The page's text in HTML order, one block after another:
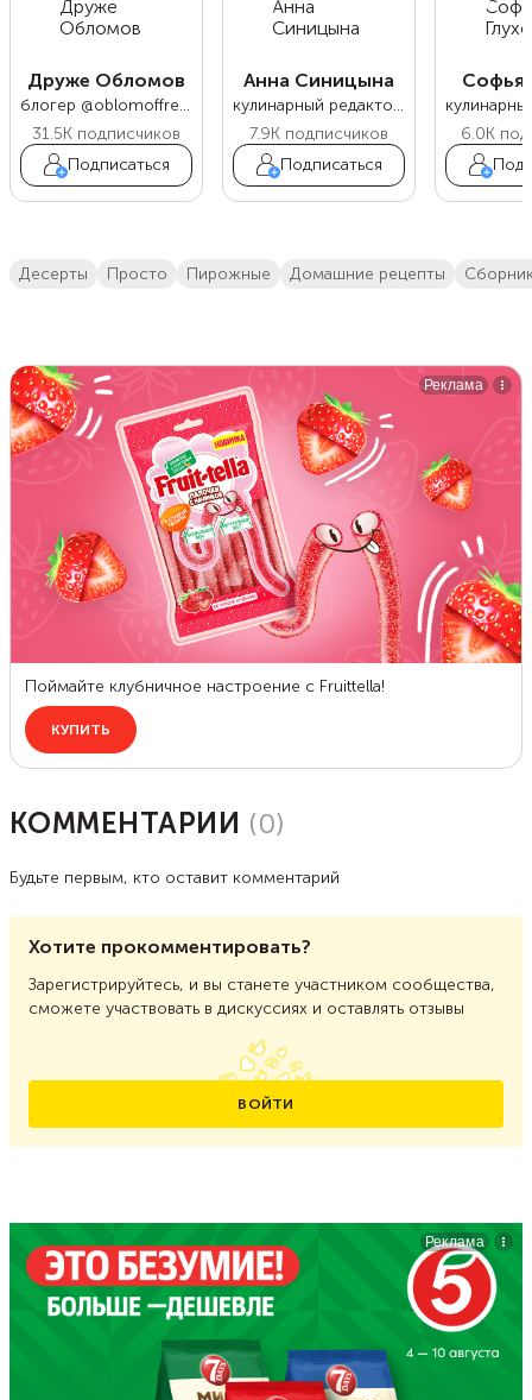
Друже Обломов
блогер @oblomoffrecipe
31.5K подписчиков
Подписаться
Анна Синицына
кулинарный редактор Food.ru
7.9K подписчиков
Подписаться
Софья
6.0K
десерты просто пирожные домашние рецепты
КОММЕНТАРИИ (0)
Будьте первым, кто оставит комментарий
Хотите прокомментировать?
Зарегистрируйтесь, и вы станете участником сообщества,
сможете участвовать в дискуссиях и оставлять отзывы
ВОЙТИ